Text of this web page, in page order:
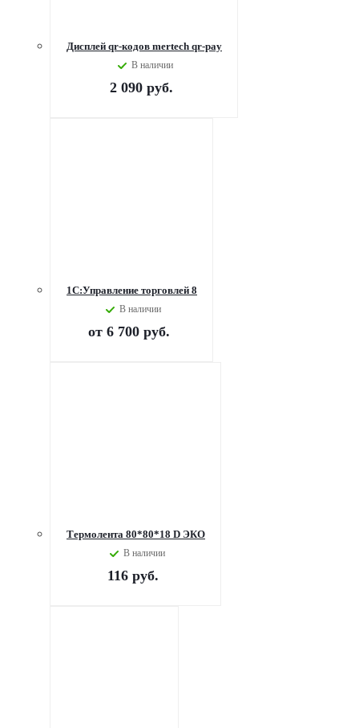
Дисплей qr-кодов mertech qr-pay
В наличии
2 090 руб.
1С:Управление торговлей 8
В наличии
от 6 700 руб.
Термолента 80*80*18 D ЭКО
В наличии
116 руб.